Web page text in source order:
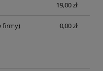
19,00 zł
firmy) 0,00 zł